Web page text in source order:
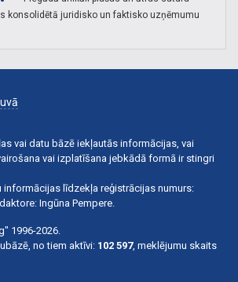
konsolidētā juridisko un faktisko uzņēmumu
vai datu bāzē iekļautās informācijas, vai
vai izplatīšana jebkādā formā ir stingri
informācijas līdzekļa reģistrācijas numurs:
Ingūna Pempere.
1996-2026.
no tiem aktīvi: 102 597, meklējumu skaits